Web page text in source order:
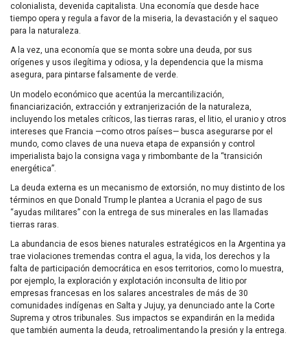
colonialista, devenida capitalista. Una economía que desde hace
tiempo opera y regula a favor de la miseria, la devastación y el saqueo
para la naturaleza.
A la vez, una economía que se monta sobre una deuda, por sus
orígenes y usos ilegítima y odiosa, y la dependencia que la misma
asegura, para pintarse falsamente de verde.
Un modelo económico que acentúa la mercantilización,
financiarización, extracción y extranjerización de la naturaleza,
incluyendo los metales críticos, las tierras raras, el litio, el uranio y otros
intereses que Francia —como otros países— busca asegurarse por el
mundo, como claves de una nueva etapa de expansión y control
imperialista bajo la consigna vaga y rimbombante de la “transición
energética”.
La deuda externa es un mecanismo de extorsión, no muy distinto de los
términos en que Donald Trump le plantea a Ucrania el pago de sus
“ayudas militares” con la entrega de sus minerales en las llamadas
tierras raras.
La abundancia de esos bienes naturales estratégicos en la Argentina ya
trae violaciones tremendas contra el agua, la vida, los derechos y la
falta de participación democrática en esos territorios, como lo muestra,
por ejemplo, la exploración y explotación inconsulta de litio por
empresas francesas en los salares ancestrales de más de 30
comunidades indígenas en Salta y Jujuy, ya denunciado ante la Corte
Suprema y otros tribunales. Sus impactos se expandirán en la medida
que también aumenta la deuda, retroalimentando la presión y la entrega.